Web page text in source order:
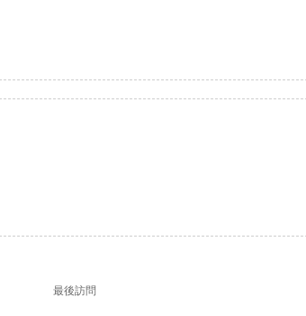
最後訪問